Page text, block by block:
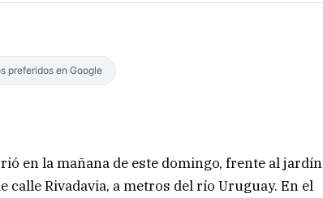
preferidos en Google
en la mañana de este domingo, frente al jardín
Rivadavia, a metros del río Uruguay. En el